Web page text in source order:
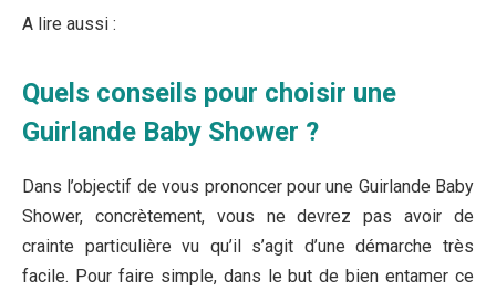
A lire aussi :
Quels conseils pour choisir une
Guirlande Baby Shower ?
Dans l’objectif de vous prononcer pour une Guirlande Baby
Shower, concrètement, vous ne devrez pas avoir de
crainte particulière vu qu’il s’agit d’une démarche très
facile. Pour faire simple, dans le but de bien entamer ce